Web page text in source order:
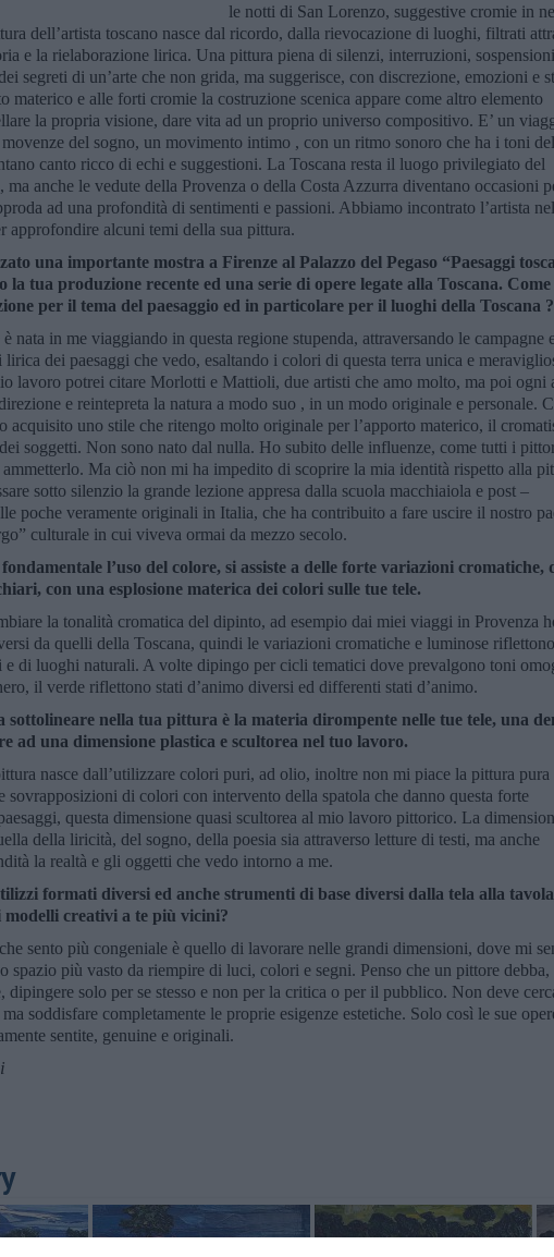
le notti di San Lorenzo, suggestive cromie in
dell’artista toscano nasce dal ricordo, dalla rievocazione di luoghi, filtrati
e la rielaborazione lirica. Una pittura piena di silenzi, interruzioni,
segreti di un’arte che non grida, ma suggerisce, con discrezione, emozioni e
materico e alle forti cromie la costruzione scenica appare come altro elemento
la propria visione, dare vita ad un proprio universo compositivo. E’ un
del sogno, un movimento intimo , con un ritmo sonoro che ha i toni del
canto ricco di echi e suggestioni. La Toscana resta il luogo privilegiato del
ma anche le vedute della Provenza o della Costa Azzurra diventano occasioni
ad una profondità di sentimenti e passioni. Abbiamo incontrato l’artista
approfondire alcuni temi della sua pittura.
una importante mostra a Firenze al Palazzo del Pegaso “Paesaggi
la tua produzione recente ed una serie di opere legate alla Toscana. Come
per il tema del paesaggio ed in particolare per il luoghi della Toscana ?
è nata in me viaggiando in questa regione stupenda, attraversando le campagne
lirica dei paesaggi che vedo, esaltando i colori di questa terra unica e
lavoro potrei citare Morlotti e Mattioli, due artisti che amo molto, ma poi ogni
e reintepreta la natura a modo suo , in un modo originale e personale.
acquisito uno stile che ritengo molto originale per l’apporto materico, il
soggetti. Non sono nato dal nulla. Ho subito delle influenze, come tutti i
Ma ciò non mi ha impedito di scoprire la mia identità rispetto alla
sotto silenzio la grande lezione appresa dalla scuola macchiaiola e post –
poche veramente originali in Italia, che ha contribuito a fare uscire il nostro
culturale in cui viveva ormai da mezzo secolo.
l’uso del colore, si assiste a delle forte variazioni cromatiche,
con una esplosione materica dei colori sulle tue tele.
la tonalità cromatica del dipinto, ad esempio dai miei viaggi in Provenza
da quelli della Toscana, quindi le variazioni cromatiche e luminose
e di luoghi naturali. A volte dipingo per cicli tematici dove prevalgono toni
il verde riflettono stati d’animo diversi ed differenti stati d’animo.
sottolineare nella tua pittura è la materia dirompente nelle tue tele, una
ad una dimensione plastica e scultorea nel tuo lavoro.
nasce dall’utilizzare colori puri, ad olio, inoltre non mi piace la pittura
sovrapposizioni di colori con intervento della spatola che danno questa forte
questa dimensione quasi scultorea al mio lavoro pittorico. La
della liricità, del sogno, della poesia sia attraverso letture di testi, ma anche
la realtà e gli oggetti che vedo intorno a me.
formati diversi ed anche strumenti di base diversi dalla tela alla
modelli creativi a te più vicini?
sento più congeniale è quello di lavorare nelle grandi dimensioni, dove mi
spazio più vasto da riempire di luci, colori e segni. Penso che un pittore debba,
dipingere solo per se stesso e non per la critica o per il pubblico. Non deve
soddisfare completamente le proprie esigenze estetiche. Solo così le sue
sentite, genuine e originali.